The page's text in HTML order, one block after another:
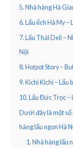
5. Nhà hàng Hà
6. Lẩu ếch Hà My –
7. Lẩu Thái Deli –
Nội
8. Hotpot Story –
9. Kichi Kichi – Lẩu
10. Lẩu Đức Trọc –
Dưới đây là một số
hàng lẩu ngon Hà
1. Nhà hàng lẩu